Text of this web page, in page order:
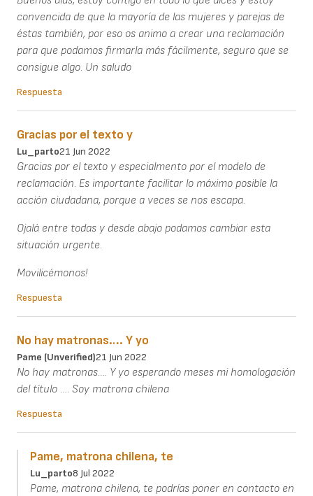
convencida de que la mayoría de las mujeres y parejas de
éstas también, por eso os animo a crear una reclamación
para que podamos firmarla más fácilmente, seguro que se
consigue algo. Un saludo
Respuesta
Gracias por el texto y
Lu_parto21 Jun 2022
Gracias por el texto y especialmento por el modelo de
reclamación. Es importante facilitar lo máximo posible la
acción ciudadana, porque a veces se nos escapa.
Ojalá entre todas y desde abajo podamos cambiar esta
situación urgente.
Movilicémonos!
Respuesta
No hay matronas…. Y yo
Pame (unverified)21 Jun 2022
No hay matronas…. Y yo esperando meses mi homologación
del título …. Soy matrona chilena
Respuesta
Pame, matrona chilena, te
Lu_parto8 Jul 2022
Pame, matrona chilena, te podrías poner en contacto en